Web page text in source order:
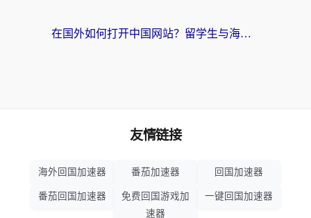
在国外如何打开中国网站？留学生与海外华人的无缝访问指南
友情链接
海外回国加速器 番茄加速器 回国加速器
番茄回国加速器
免费回国游戏加
速器
一键回国加速器